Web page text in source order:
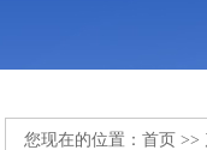
您现在的位置： 首页 >>